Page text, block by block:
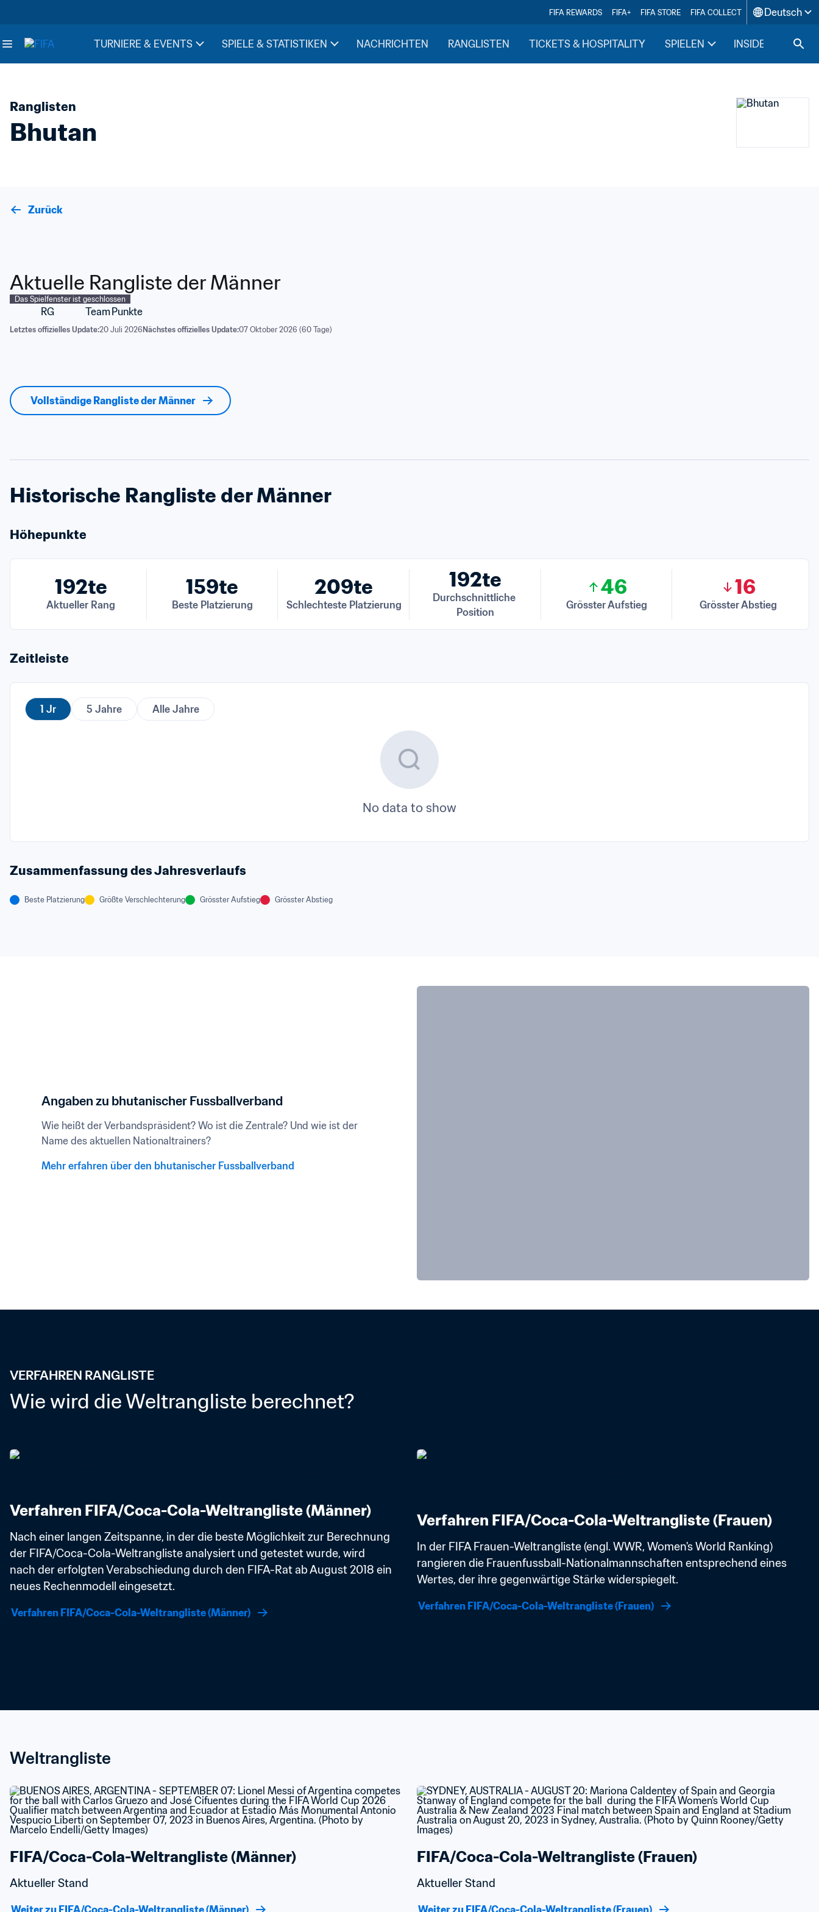
FIFA REWARDS FIFA+ FIFA STORE FIFA COLLECT Deutsch
TURNIERE & EVENTS SPIELE & STATISTIKEN NACHRICHTEN RANGLISTEN TICKETS & HOSPITALITY SPIELEN INSIDE FIFA
Ranglisten
Bhutan
Zurück
Aktuelle Rangliste der Männer
Das Spielfenster ist geschlossen
RG Team Punkte
Letztes offizielles Update:20 Juli 2026 Nächstes offizielles Update:07 Oktober 2026 (60 Tage)
Vollständige Rangliste der Männer
Historische Rangliste der Männer
Höhepunkte
192te
Aktueller Rang
159te
Beste Platzierung
209te
Schlechteste Platzierung
192te
Durchschnittliche
Position
46
Grösster Aufstieg
16
Grösster Abstieg
Zeitleiste
1 Jr 5 Jahre Alle Jahre
No data to show
Zusammenfassung des Jahresverlaufs
Beste Platzierung Größte Verschlechterung Grösster Aufstieg Grösster Abstieg
Angaben zu bhutanischer Fussballverband
Wie heißt der Verbandspräsident? Wo ist die Zentrale? Und wie ist der
Name des aktuellen Nationaltrainers?
Mehr erfahren über den bhutanischer Fussballverband
VERFAHREN RANGLISTE
Wie wird die Weltrangliste berechnet?
Verfahren FIFA/Coca-Cola-Weltrangliste (Männer)
Nach einer langen Zeitspanne, in der die beste Möglichkeit zur Berechnung
der FIFA/Coca-Cola-Weltrangliste analysiert und getestet wurde, wird
nach der erfolgten Verabschiedung durch den FIFA-Rat ab August 2018 ein
neues Rechenmodell eingesetzt.
Verfahren FIFA/Coca-Cola-Weltrangliste (Männer)
Verfahren FIFA/Coca-Cola-Weltrangliste (Frauen)
In der FIFA Frauen-Weltrangliste (engl. WWR, Women's World Ranking)
rangieren die Frauenfussball-Nationalmannschaften entsprechend eines
Wertes, der ihre gegenwärtige Stärke widerspiegelt.
Verfahren FIFA/Coca-Cola-Weltrangliste (Frauen)
Weltrangliste
FIFA/Coca-Cola-Weltrangliste (Männer)
Aktueller Stand
Weiter zu FIFA/Coca-Cola-Weltrangliste (Männer)
FIFA/Coca-Cola-Weltrangliste (Frauen)
Aktueller Stand
Weiter zu FIFA/Coca-Cola-Weltrangliste (Frauen)